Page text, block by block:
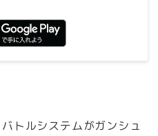
トルシステムがガンシュ